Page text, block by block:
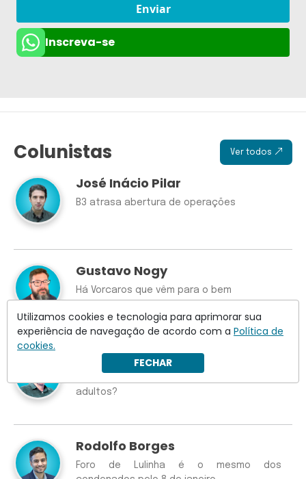
Utilizamos cookies e tecnologia para aprimorar sua
experiência de navegação de acordo com a Política de
cookies.
FECHAR
Enviar
Inscreva-se
Colunistas Ver todos
José Inácio Pilar
B3 atrasa abertura de operações
Gustavo Nogy
Há Vorcaros que vêm para o bem
Ricardo Kertzman
adultos?
Rodolfo Borges
Foro de Lulinha é o mesmo dos